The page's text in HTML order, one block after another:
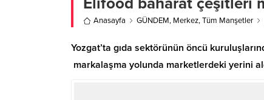
Anasayfa GÜNDEM, Merkez,Tüm Manşetler
Yozgat’ta gıda sektörünün öncü
markalaşma yolunda marketlerdeki yerini